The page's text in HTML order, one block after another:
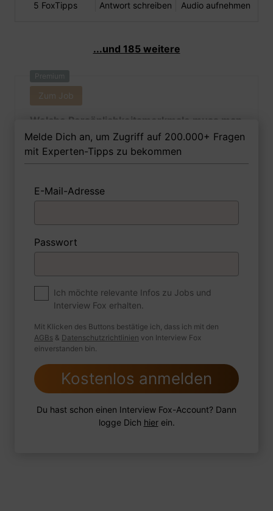
5 FoxTipps Antwort schreiben Audio aufnehmen
...und 185 weitere
Premium
Zum Job
Welche Persönlichkeitsmerkmale muss man
als Gestalterin für visuelles Marketing Ihrer
Meinung nach besitzen, um in dem Job
erfolgreich zu sein?
1 FoxTipp Antwort schreiben Audio aufnehmen
Wie sind Sie mit einer Situation
umgegangen, in der Sie einen
leistungsschwachen Mitarbeiter hatten?
Melde Dich an, um Zugriff auf 200.000+ Fragen
mit Experten-Tipps zu bekommen
E-Mail-Adresse
Passwort
Ich möchte relevante Infos zu Jobs und
Interview Fox erhalten.
Mit Klicken des Buttons bestätige ich, dass ich mit den
AGBs & Datenschutzrichtlinien von Interview Fox
einverstanden bin.
Kostenlos anmelden
Du hast schon einen Interview Fox-Account? Dann
logge Dich hierein.